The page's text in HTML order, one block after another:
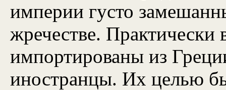
империи густо
жречестве. Практически
импортированы из
иностранцы. Их целью